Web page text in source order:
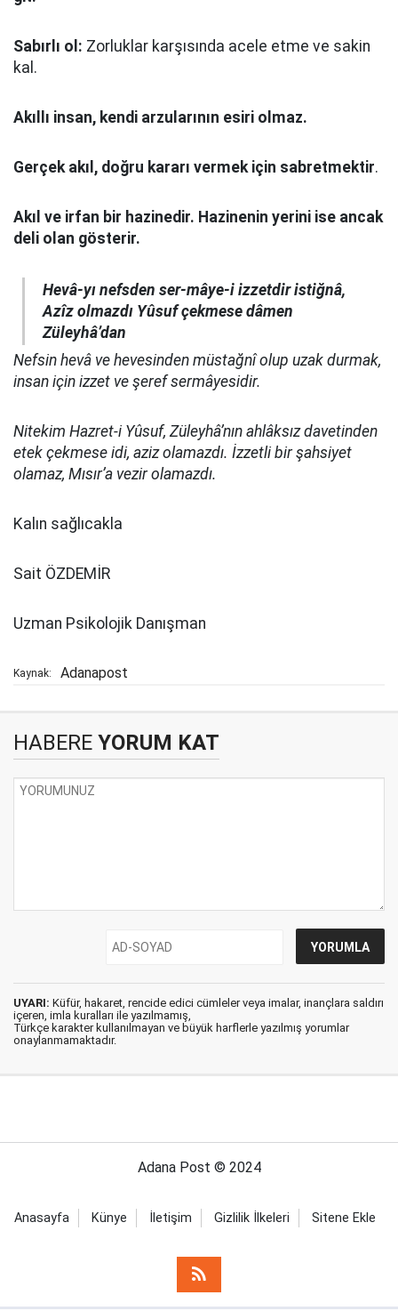
Sabırlı ol: Zorluklar karşısında acele etme ve sakin
kal.
Akıllı insan, kendi arzularının esiri olmaz.
Gerçek akıl, doğru kararı vermek için sabretmektir.
Akıl ve irfan bir hazinedir. Hazinenin yerini ise ancak
deli olan gösterir.
Hevâ-yı nefsden ser-mâye-i izzetdir istiğnâ,
Azîz olmazdı Yûsuf çekmese dâmen
Züleyhâ’dan
Nefsin hevâ ve hevesinden müstağnî olup uzak durmak,
insan için izzet ve şeref sermâyesidir.
Nitekim Hazret-i Yûsuf, Züleyhâ’nın ahlâksız davetinden
etek çekmese idi, aziz olamazdı. İzzetli bir şahsiyet
olamaz, Mısır’a vezir olamazdı.
Kalın sağlıcakla
Sait ÖZDEMİR
Uzman Psikolojik Danışman
Kaynak: Adanapost
HABERE YORUM KAT
UYARI: Küfür, hakaret, rencide edici cümleler veya imalar, inançlara saldırı
içeren, imla kuralları ile yazılmamış,
Türkçe karakter kullanılmayan ve büyük harflerle yazılmış yorumlar
onaylanmamaktadır.
Adana Post © 2024
Anasayfa Künye İletişim Gizlilik İlkeleri Sitene Ekle